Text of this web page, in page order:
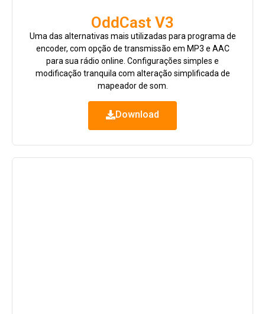
OddCast V3
Uma das alternativas mais utilizadas para programa de
encoder, com opção de transmissão em MP3 e AAC
para sua rádio online. Configurações simples e
modificação tranquila com alteração simplificada de
mapeador de som.
Download